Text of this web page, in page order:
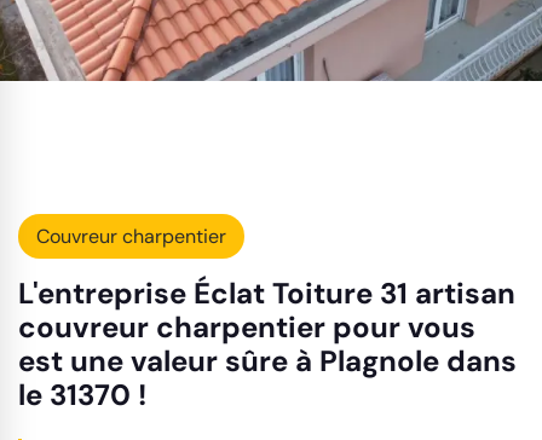
Couvreur charpentier
L'entreprise Éclat Toiture 31 artisan
couvreur charpentier pour vous
est une valeur sûre à Plagnole dans
le 31370 !